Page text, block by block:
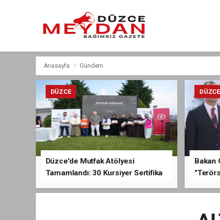
Anasayfa Gündem
DÜZCE
Düzce'de Mutfak Atölyesi
Tamamlandı: 30 Kursiyer Sertifika
DÜZCE
Bakan